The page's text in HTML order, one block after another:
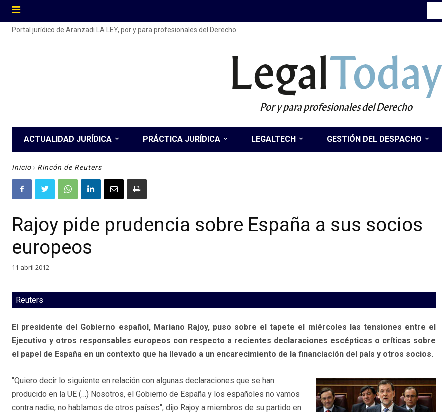
Portal jurídico de Aranzadi LA LEY, por y para profesionales del Derecho
LegalToday
Por y para profesionales del Derecho
ACTUALIDAD JURÍDICA PRÁCTICA JURÍDICA LEGALTECH GESTIÓN DEL DESPACHO
Inicio Rincón de Reuters
Rajoy pide prudencia sobre España a sus socios
europeos
11 abril 2012
Reuters
El presidente del Gobierno español, Mariano Rajoy, puso sobre el tapete el miércoles las tensiones entre el
Ejecutivo y otros responsables europeos con respecto a recientes declaraciones escépticas o críticas sobre
el papel de España en un contexto que ha llevado a un encarecimiento de la financiación del país y otros socios.
"Quiero decir lo siguiente en relación con algunas declaraciones que se han
producido en la UE (…) Nosotros, el Gobierno de España y los españoles no vamos
contra nadie, no hablamos de otros países", dijo Rajoy a miembros de su partido en